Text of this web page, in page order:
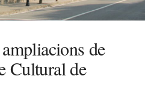
de
Cultural de